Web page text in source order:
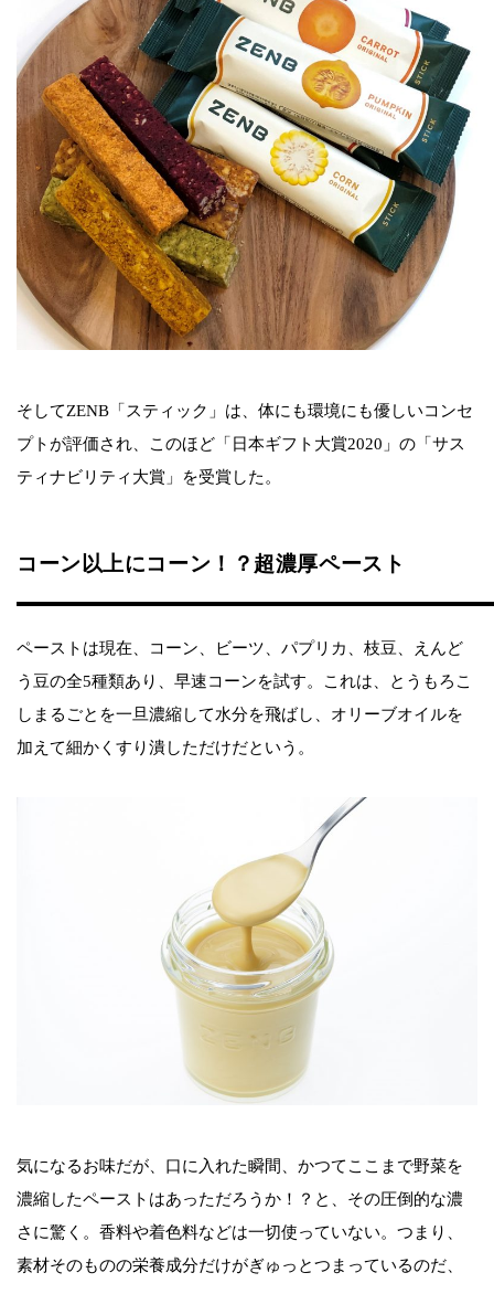
そしてZENB「スティック」は、体にも環境にも優しいコンセ
プトが評価され、このほど「日本ギフト大賞2020」の「サス
ティナビリティ大賞」を受賞した。
コーン以上にコーン！？超濃厚ペースト
ペーストは現在、コーン、ビーツ、パプリカ、枝豆、えんど
う豆の全5種類あり、早速コーンを試す。これは、とうもろこ
しまるごとを一旦濃縮して水分を飛ばし、オリーブオイルを
加えて細かくすり潰しただけだという。
気になるお味だが、口に入れた瞬間、かつてここまで野菜を
濃縮したペーストはあっただろうか！？と、その圧倒的な濃
さに驚く。香料や着色料などは一切使っていない。つまり、
素材そのものの栄養成分だけがぎゅっとつまっているのだ、